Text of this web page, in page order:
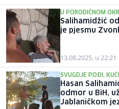
U PORODIČNOM
Salihamidžić
je pjesmu
13.08.2025. u 22:21
SVUGDJE POĐI,
Hasan
odmor u BiH,
Jablaničkom